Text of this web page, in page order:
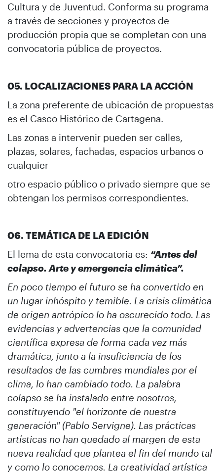
Cultura y de Juventud. Conforma su programa
a través de secciones y proyectos de
producción propia que se completan con una
convocatoria pública de proyectos.
05. LOCALIZACIONES PARA LA ACCIÓN
La zona preferente de ubicación de propuestas
es el Casco Histórico de Cartagena.
Las zonas a intervenir pueden ser calles,
plazas, solares, fachadas, espacios urbanos o
cualquier
otro espacio público o privado siempre que se
obtengan los permisos correspondientes.
06. TEMÁTICA DE LA EDICIÓN
El lema de esta convocatoria es: “Antes del
colapso. Arte y emergencia climática”.
En poco tiempo el futuro se ha convertido en
un lugar inhóspito y temible. La crisis climática
de origen antrópico lo ha oscurecido todo. Las
evidencias y advertencias que la comunidad
científica expresa de forma cada vez más
dramática, junto a la insuficiencia de los
resultados de las cumbres mundiales por el
clima, lo han cambiado todo. La palabra
colapso se ha instalado entre nosotros,
constituyendo "el horizonte de nuestra
generación" (Pablo Servigne). Las prácticas
artísticas no han quedado al margen de esta
nueva realidad que plantea el fin del mundo tal
y como lo conocemos. La creatividad artística